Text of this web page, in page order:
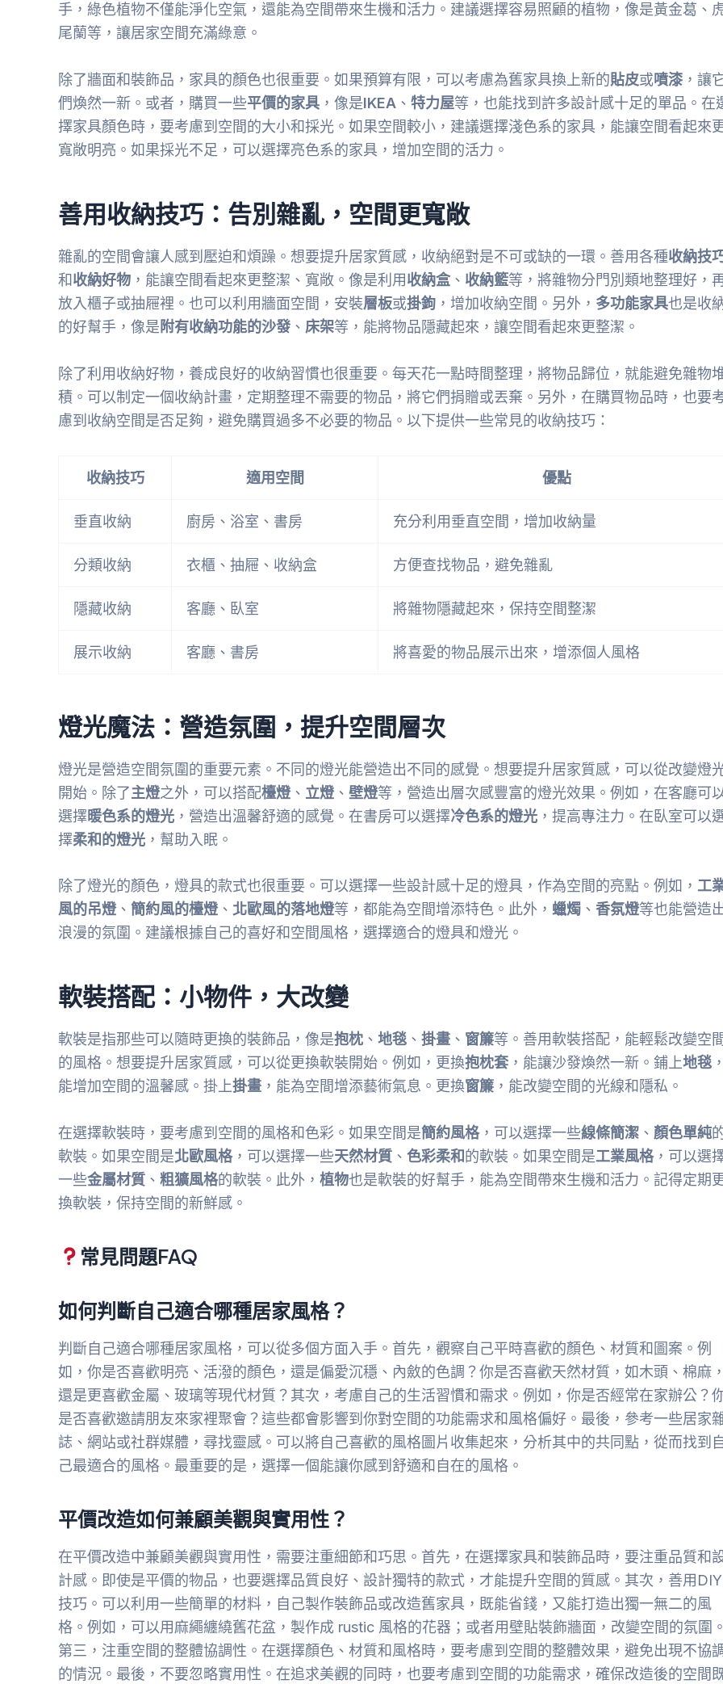
手，綠色植物不僅能淨化空氣，還能為空間帶來生機和活力。建議選擇容易照顧的植物，像是黃金葛、
尾蘭等，讓居家空間充滿綠意。
除了牆面和裝飾品，家具的顏色也很重要。如果預算有限，可以考慮為舊家具換上新的貼皮或噴漆 ，讓
們煥然一新。或者，購買一些平價的家具 ，像是IKEA 、 特力屋等，也能找到許多設計感十足的單品。在
擇家具顏色時，要考慮到空間的大小和採光。如果空間較小，建議選擇淺色系的家具，能讓空間看起來
寬敞明亮。如果採光不足，可以選擇亮色系的家具，增加空間的活力。
善用收納技巧：告別雜亂，空間更寬敞
雜亂的空間會讓人感到壓迫和煩躁。想要提升居家質感，收納絕對是不可或缺的一環。善用各種收納技
和收納好物 ，能讓空間看起來更整潔、寬敞。像是利用收納盒、 收納籃等，將雜物分門別類地整理好，
放入櫃子或抽屜裡。也可以利用牆面空間，安裝層板或掛鉤 ，增加收納空間。另外， 多功能家具也是收
的好幫手，像是附有收納功能的沙發 、 床架等，能將物品隱藏起來，讓空間看起來更整潔。
除了利用收納好物，養成良好的收納習慣也很重要。每天花一點時間整理，將物品歸位，就能避免雜物
積。可以制定一個收納計畫，定期整理不需要的物品，將它們捐贈或丟棄。另外，在購買物品時，也要
慮到收納空間是否足夠，避免購買過多不必要的物品。以下提供一些常見的收納技巧：
收納技巧 適用空間 優點
垂直收納 廚房、浴室、書房 充分利用垂直空間，增加收納量
分類收納 衣櫃、抽屜、收納盒 方便查找物品，避免雜亂
隱藏收納 客廳、臥室 將雜物隱藏起來，保持空間整潔
展示收納 客廳、書房 將喜愛的物品展示出來，增添個人風格
燈光魔法：營造氛圍，提升空間層次
燈光是營造空間氛圍的重要元素。不同的燈光能營造出不同的感覺。想要提升居家質感，可以從改變燈
開始。除了主燈之外，可以搭配檯燈、 立燈、 壁燈等，營造出層次感豐富的燈光效果。例如，在客廳可
選擇暖色系的燈光 ，營造出溫馨舒適的感覺。在書房可以選擇冷色系的燈光 ，提高專注力。在臥室可以
擇柔和的燈光 ，幫助入眠。
除了燈光的顏色，燈具的款式也很重要。可以選擇一些設計感十足的燈具，作為空間的亮點。例如， 工
風的吊燈、 簡約風的檯燈、 北歐風的落地燈等，都能為空間增添特色。此外， 蠟燭 、 香氛燈等也能營造
浪漫的氛圍。建議根據自己的喜好和空間風格，選擇適合的燈具和燈光。
軟裝搭配：小物件，大改變
軟裝是指那些可以隨時更換的裝飾品，像是抱枕 、 地毯 、 掛畫 、 窗簾等。善用軟裝搭配，能輕鬆改變空間
的風格。想要提升居家質感，可以從更換軟裝開始。例如，更換抱枕套 ，能讓沙發煥然一新。鋪上地毯 ，
能增加空間的溫馨感。掛上掛畫 ，能為空間增添藝術氣息。更換窗簾 ，能改變空間的光線和隱私。
在選擇軟裝時，要考慮到空間的風格和色彩。如果空間是簡約風格，可以選擇一些線條簡潔 、 顏色單純
軟裝。如果空間是北歐風格，可以選擇一些天然材質 、 色彩柔和的軟裝。如果空間是工業風格，可以選
一些金屬材質 、 粗獷風格的軟裝。此外， 植物也是軟裝的好幫手，能為空間帶來生機和活力。記得定期
換軟裝，保持空間的新鮮感。
常見問題FAQ
如何判斷自己適合哪種居家風格？
判斷自己適合哪種居家風格，可以從多個方面入手。首先，觀察自己平時喜歡的顏色、材質和圖案。例
如，你是否喜歡明亮、活潑的顏色，還是偏愛沉穩、內斂的色調？你是否喜歡天然材質，如木頭、棉麻，
還是更喜歡金屬、玻璃等現代材質？其次，考慮自己的生活習慣和需求。例如，你是否經常在家辦公？
是否喜歡邀請朋友來家裡聚會？這些都會影響到你對空間的功能需求和風格偏好。最後，參考一些居家
誌、網站或社群媒體，尋找靈感。可以將自己喜歡的風格圖片收集起來，分析其中的共同點，從而找到
己最適合的風格。最重要的是，選擇一個能讓你感到舒適和自在的風格。
平價改造如何兼顧美觀與實用性？
在平價改造中兼顧美觀與實用性，需要注重細節和巧思。首先，在選擇家具和裝飾品時，要注重品質和
計感。即使是平價的物品，也要選擇品質良好、設計獨特的款式，才能提升空間的質感。其次，善用DIY
技巧。可以利用一些簡單的材料，自己製作裝飾品或改造舊家具，既能省錢，又能打造出獨一無二的風
格。例如，可以用麻繩纏繞舊花盆，製作成 rustic 風格的花器；或者用壁貼裝飾牆面，改變空間的氛圍。
第三，注重空間的整體協調性。在選擇顏色、材質和風格時，要考慮到空間的整體效果，避免出現不協
的情況。最後，不要忽略實用性。在追求美觀的同時，也要考慮到空間的功能需求，確保改造後的空間